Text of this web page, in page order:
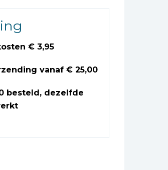
€ 3,95
vanaf € 25,00
besteld, dezelfde